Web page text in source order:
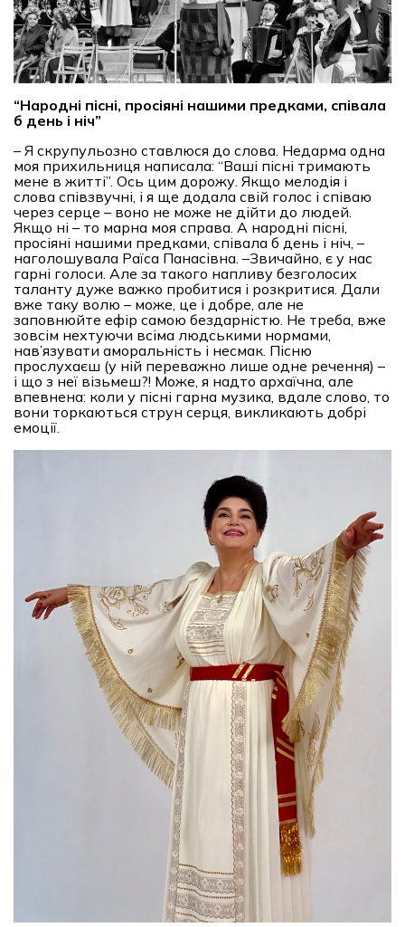
“Народні пісні, просіяні нашими предками, співала
б день і ніч”
– Я скрупульозно ставлюся до слова. Недарма одна
моя прихильниця написала: “Ваші пісні тримають
мене в житті”. Ось цим дорожу. Якщо мелодія і
слова співзвучні, і я ще додала свій голос і співаю
через серце – воно не може не дійти до людей.
Якщо ні – то марна моя справа. А народні пісні,
просіяні нашими предками, співала б день і ніч, –
наголошувала Раїса Панасівна. –Звичайно, є у нас
гарні голоси. Але за такого напливу безголосих
таланту дуже важко пробитися і розкритися. Дали
вже таку волю – може, це і добре, але не
заповнюйте ефір самою бездарністю. Не треба, вже
зовсім нехтуючи всіма людськими нормами,
нав’язувати аморальність і несмак. Пісню
прослухаєш (у ній переважно лише одне речення) –
і що з неї візьмеш?! Може, я надто архаїчна, але
впевнена: коли у пісні гарна музика, вдале слово, то
вони торкаються струн серця, викликають добрі
емоції.